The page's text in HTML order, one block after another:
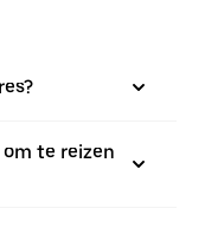
te reizen